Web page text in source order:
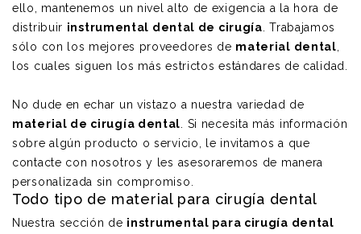
ello, mantenemos un nivel alto de exigencia a la hora de
distribuir instrumental dental de cirugía . Trabajamos
sólo con los mejores proveedores de material dental
los cuales siguen los más estrictos estándares de calidad.
No dude en echar un vistazo a nuestra variedad de
material de cirugía dental . Si necesita más información
sobre algún producto o servicio, le invitamos a que
contacte con nosotros y les asesoraremos de manera
personalizada sin compromiso.
Todo tipo de material para cirugía dental
Nuestra sección de instrumental para cirugía dental